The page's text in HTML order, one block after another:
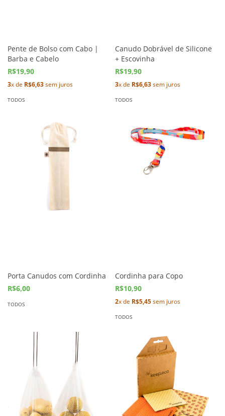
Pente de Bolso com Cabo |
Barba e Cabelo
R$19,90
3x de R$6,63sem juros
TODOS
Canudo Dobrável de Silicone
+ Escovinha
R$19,90
3x de R$6,63sem juros
TODOS
Porta Canudos com Cordinha
R$6,00
TODOS
Cordinha para Copo
R$10,90
2x de R$5,45sem juros
TODOS